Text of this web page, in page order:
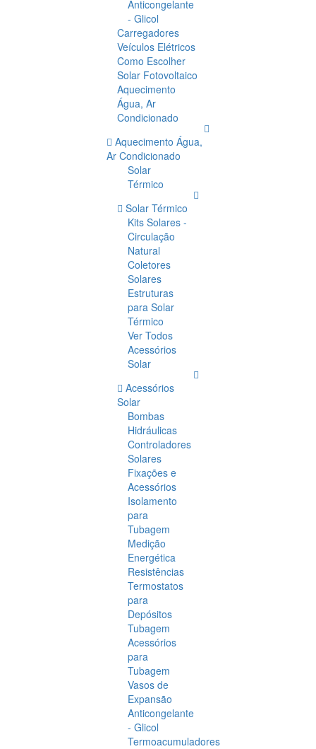
Anticongelante
- Glicol
Carregadores
Veículos Elétricos
Como Escolher
Solar Fotovoltaico
Aquecimento
Água, Ar
Condicionado
Aquecimento Água,
Ar Condicionado
Solar
Térmico
Solar Térmico
Kits Solares -
Circulação
Natural
Coletores
Solares
Estruturas
para Solar
Térmico
Ver Todos
Acessórios
Solar
Acessórios
Solar
Bombas
Hidráulicas
Controladores
Solares
Fixações e
Acessórios
Isolamento
para
Tubagem
Medição
Energética
Resistências
Termostatos
para
Depósitos
Tubagem
Acessórios
para
Tubagem
Vasos de
Expansão
Anticongelante
- Glicol
Termoacumuladores